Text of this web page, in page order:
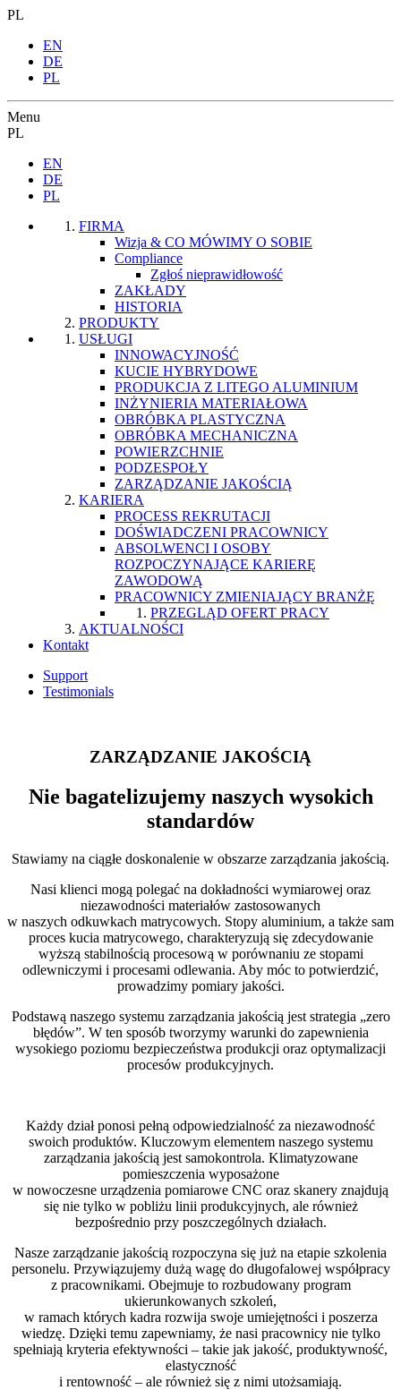
PL
EN
DE
PL
Menu
PL
EN
DE
PL
FIRMA
Wizja & CO MÓWIMY O SOBIE
Compliance
Zgłoś nieprawidłowość
ZAKŁADY
HISTORIA
PRODUKTY
USŁUGI
INNOWACYJNOŚĆ
KUCIE HYBRYDOWE
PRODUKCJA Z LITEGO ALUMINIUM
INŻYNIERIA MATERIAŁOWA
OBRÓBKA PLASTYCZNA
OBRÓBKA MECHANICZNA
POWIERZCHNIE
PODZESPOŁY
ZARZĄDZANIE JAKOŚCIĄ
KARIERA
PROCESS REKRUTACJI
DOŚWIADCZENI PRACOWNICY
ABSOLWENCI I OSOBY
ROZPOCZYNAJĄCE KARIERĘ
ZAWODOWĄ
PRACOWNICY ZMIENIAJĄCY BRANŻĘ
PRZEGLĄD OFERT PRACY
AKTUALNOŚCI
Kontakt
Support
Testimonials
ZARZĄDZANIE JAKOŚCIĄ
Nie bagatelizujemy naszych wysokich
standardów
Stawiamy na ciągłe doskonalenie w obszarze zarządzania jakością.
Nasi klienci mogą polegać na dokładności wymiarowej oraz
niezawodności materiałów zastosowanych
w naszych odkuwkach matrycowych. Stopy aluminium, a także sam
proces kucia matrycowego, charakteryzują się zdecydowanie
wyższą stabilnością procesową w porównaniu ze stopami
odlewniczymi i procesami odlewania. Aby móc to potwierdzić,
prowadzimy pomiary jakości.
Podstawą naszego systemu zarządzania jakością jest strategia „zero
błędów”. W ten sposób tworzymy warunki do zapewnienia
wysokiego poziomu bezpieczeństwa produkcji oraz optymalizacji
procesów produkcyjnych.
Każdy dział ponosi pełną odpowiedzialność za niezawodność
swoich produktów. Kluczowym elementem naszego systemu
zarządzania jakością jest samokontrola. Klimatyzowane
pomieszczenia wyposażone
w nowoczesne urządzenia pomiarowe CNC oraz skanery znajdują
się nie tylko w pobliżu linii produkcyjnych, ale również
bezpośrednio przy poszczególnych działach.
Nasze zarządzanie jakością rozpoczyna się już na etapie szkolenia
personelu. Przywiązujemy dużą wagę do długofalowej współpracy
z pracownikami. Obejmuje to rozbudowany program
ukierunkowanych szkoleń,
w ramach których kadra rozwija swoje umiejętności i poszerza
wiedzę. Dzięki temu zapewniamy, że nasi pracownicy nie tylko
spełniają kryteria efektywności – takie jak jakość, produktywność,
elastyczność
i rentowność – ale również się z nimi utożsamiają.